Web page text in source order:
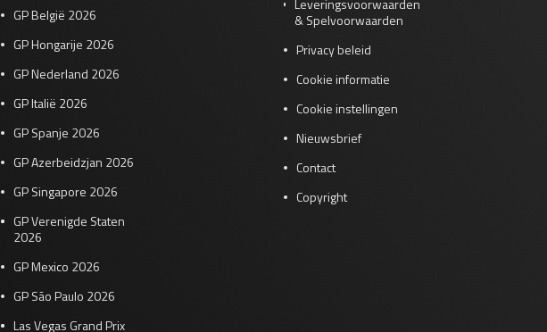
GP België 2026
GP Hongarije 2026
GP Nederland 2026
GP Italië 2026
GP Spanje 2026
GP Azerbeidzjan 2026
GP Singapore 2026
GP Verenigde Staten
2026
GP Mexico 2026
GP São Paulo 2026
Las Vegas Grand Prix
Leveringsvoorwaarden
& Spelvoorwaarden
Privacy beleid
Cookie informatie
Cookie instellingen
Nieuwsbrief
Contact
Copyright